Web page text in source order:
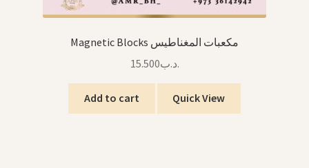
Magnetic Blocks مكعبات المغناطيس
.د.ب15.500
Add to cart Quick View